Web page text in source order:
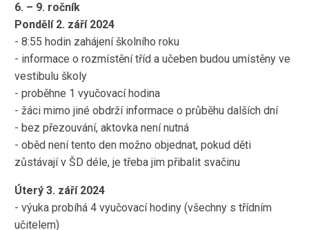
6. – 9. ročník
Pondělí 2. září 2024
- 8:55 hodin zahájení školního roku
- informace o rozmístění tříd a učeben budou umístěny ve
vestibulu školy
- proběhne 1 vyučovací hodina
- žáci mimo jiné obdrží informace o průběhu dalších dní
- bez přezouvání, aktovka není nutná
- oběd není tento den možno objednat, pokud děti
zůstávají v ŠD déle, je třeba jim přibalit svačinu
Úterý 3. září 2024
- výuka probíhá 4 vyučovací hodiny (všechny s třídním
učitelem)